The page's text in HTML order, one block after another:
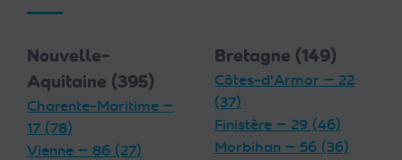
Nouvelle-
Aquitaine (395)
Charente-Maritime —
17 (78)
Vienne — 86 (27)
Bretagne (149)
Côtes-d'Armor — 22
(37)
Finistère — 29 (46)
Morbihan — 56 (36)